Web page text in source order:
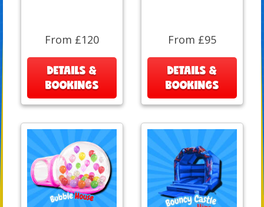
From £120
DETAILS &
BOOKINGS
From £95
DETAILS &
BOOKINGS